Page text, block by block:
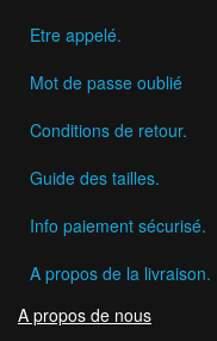
Etre appelé.
Mot de passe oublié
Conditions de retour.
Guide des tailles.
Info paiement sécurisé.
A propos de la livraison.
A propos de nous